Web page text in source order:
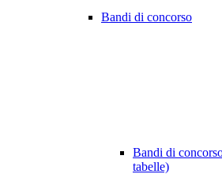
Bandi di concorso
Bandi di
tabelle)